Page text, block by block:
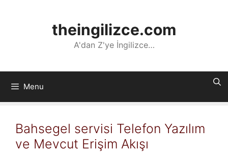
theingilizce.com
A'dan Z'ye İngilizce…
Menu
Bahsegel servisi Telefon Yazılım
ve Mevcut Erişim Akışı